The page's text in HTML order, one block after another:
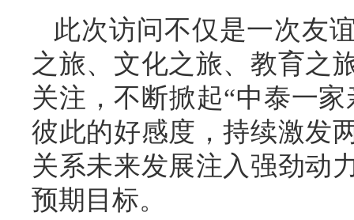
此次访问不仅是一次友
之旅、文化之旅、教育之
关注，不断掀起“中泰一
彼此的好感度，持续激发
关系未来发展注入强劲动
预期目标。